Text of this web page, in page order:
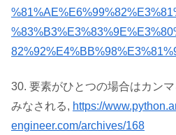
30. 要素がひとつの場合はカン
みなされる, https://
engineer.com/archives/168